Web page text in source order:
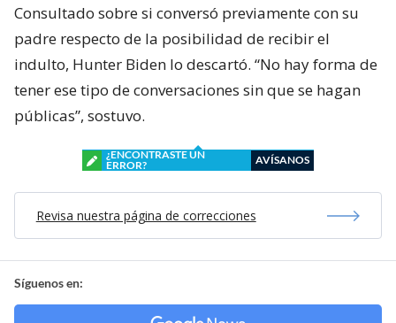
Consultado sobre si conversó previamente con su
padre respecto de la posibilidad de recibir el
indulto, Hunter Biden lo descartó. “No hay forma de
tener ese tipo de conversaciones sin que se hagan
públicas”, sostuvo.
¿ENCONTRASTE UN
ERROR?
AVÍSANOS
Revisa nuestra página de correcciones
Síguenos en: